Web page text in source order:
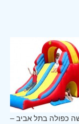
כפולה בתל אביב –